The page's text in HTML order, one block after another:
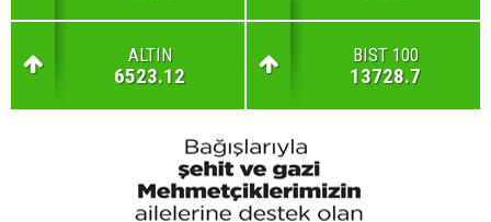
ALTIN
6523.12
BIST 100
13728.7